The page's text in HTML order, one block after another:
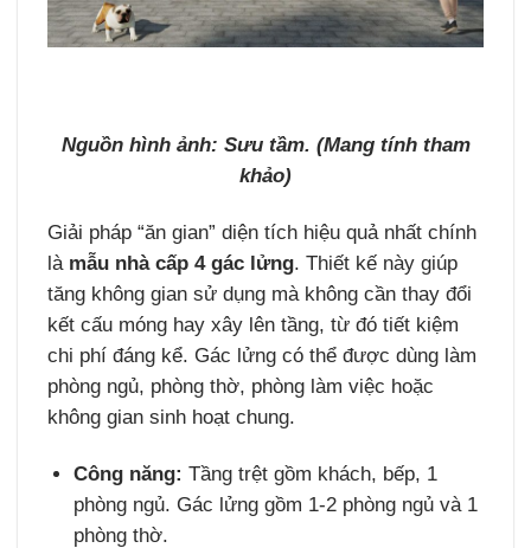
Nguồn hình ảnh: Sưu tầm. (Mang tính tham
khảo)
Giải pháp “ăn gian” diện tích hiệu quả nhất chính
là mẫu nhà cấp 4 gác lửng. Thiết kế này giúp
tăng không gian sử dụng mà không cần thay đổi
kết cấu móng hay xây lên tầng, từ đó tiết kiệm
chi phí đáng kể. Gác lửng có thể được dùng làm
phòng ngủ, phòng thờ, phòng làm việc hoặc
không gian sinh hoạt chung.
Công năng: Tầng trệt gồm khách, bếp, 1
phòng ngủ. Gác lửng gồm 1-2 phòng ngủ và 1
phòng thờ.